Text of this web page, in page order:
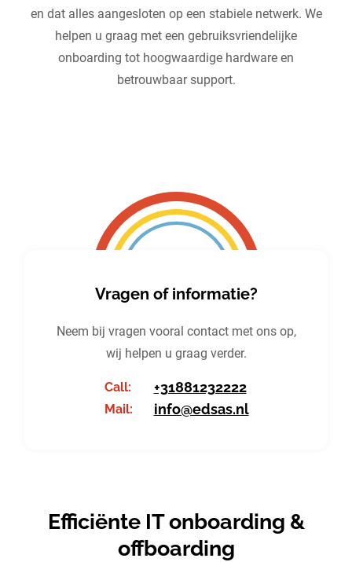
en dat alles aangesloten op een stabiele netwerk. We
helpen u graag met een gebruiksvriendelijke
onboarding tot hoogwaardige hardware en
betrouwbaar support.
Vragen of informatie?
Neem bij vragen vooral contact met ons op,
wij helpen u graag verder.
Call: +31881232222
Mail: info@edsas.nl
Efficiënte IT onboarding &
offboarding